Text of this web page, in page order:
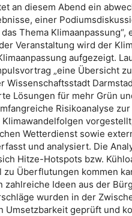
an diesem Abend ein
einer
Thema
Veranstaltung wird der
aufgezeigt.
„eine Übersicht
Wissenschaftsstadt
Lösungen für mehr Grün
Risikoanalyse
Wetterdienst sowie
und analysiert. Die
Hitze-Hotspots bzw.
Überflutungen kommen
zahlreiche Ideen aus der
wurden in der
Umsetzbarkeit geprüft und